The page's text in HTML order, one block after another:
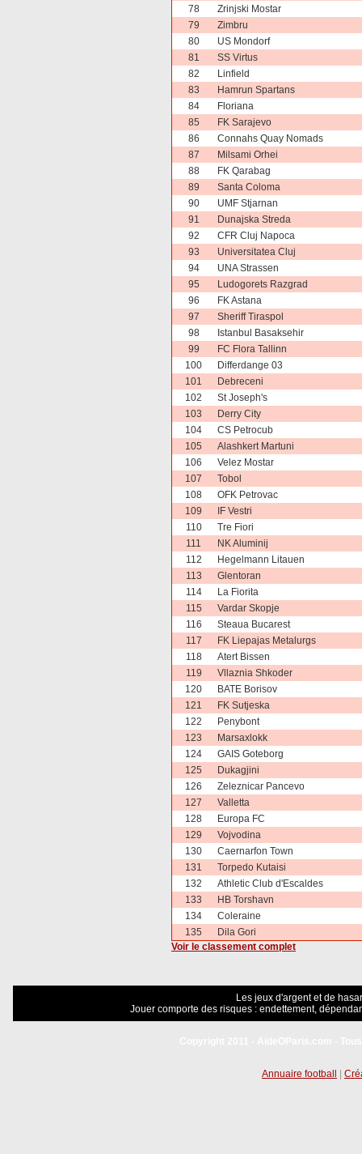
78
Zrinjski Mostar
79
Zimbru
80
US Mondorf
81
SS Virtus
82
Linfield
83
Hamrun Spartans
84
Floriana
85
FK Sarajevo
86
Connahs Quay Nomads
87
Milsami Orhei
88
FK Qarabag
89
Santa Coloma
90
UMF Stjarnan
91
Dunajska Streda
92
CFR Cluj Napoca
93
Universitatea Cluj
94
UNA Strassen
95
Ludogorets Razgrad
96
FK Astana
97
Sheriff Tiraspol
98
Istanbul Basaksehir
99
FC Flora Tallinn
100
Differdange 03
101
Debreceni
102
St Joseph's
103
Derry City
104
CS Petrocub
105
Alashkert Martuni
106
Velez Mostar
107
Tobol
108
OFK Petrovac
109
IF Vestri
110
Tre Fiori
111
NK Aluminij
112
Hegelmann Litauen
113
Glentoran
114
La Fiorita
115
Vardar Skopje
116
Steaua Bucarest
117
FK Liepajas Metalurgs
118
Atert Bissen
119
Vllaznia Shkoder
120
BATE Borisov
121
FK Sutjeska
122
Penybont
123
Marsaxlokk
124
GAIS Goteborg
125
Dukagjini
126
Zeleznicar Pancevo
127
Valletta
128
Europa FC
129
Vojvodina
130
Caernarfon Town
131
Torpedo Kutaisi
132
Athletic Club d'Escaldes
133
HB Torshavn
134
Coleraine
135
Dila Gori
Voir le classement complet
Les jeux d'argent et de
Jouer comporte des risques : endettement,
Annuaire football